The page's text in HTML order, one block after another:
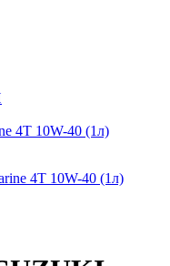
4T 10W-40 (1л)